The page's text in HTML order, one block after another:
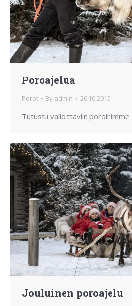
Poroajelua
Porot By admin 26.10.2019
Tutustu valloittaviin poroihimme
Jouluinen poroajelu